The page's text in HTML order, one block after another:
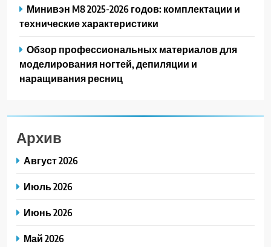
Минивэн M8 2025-2026 годов: комплектации и
технические характеристики
Обзор профессиональных материалов для
моделирования ногтей, депиляции и
наращивания ресниц
Архив
Август 2026
Июль 2026
Июнь 2026
Май 2026